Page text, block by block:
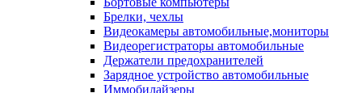
Брелки, чехлы
Видеокамеры автомобильные,мониторы
Видеорегистраторы автомобильные
Держатели предохранителей
Зарядное устройство автомобильные
Иммобилайзеры